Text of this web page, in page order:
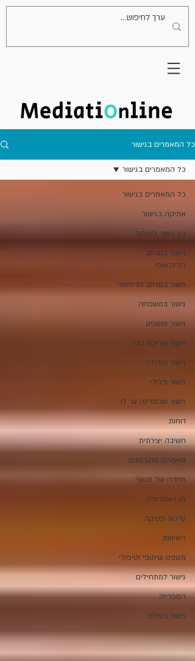
כל המאמרים בגישור
כל המאמרים בגישור
אתיקה בגישור
בין גישור לטיפול
גישור במרחב
הבינלאומי
גישור במרחב הדיגיטלי
גישור במשפחה
גישור ומשפט
גישור ועריכת הדין
גישור וקהילה
גישור פלילי
גישור שהמדינה צד לו
דוחות
חשיבה יצירתית
מאמרים מתורגמים
מחדרו של מגשר
מן האקדמיה
עדכוני פסיקה
ריאיונות
משפט שיתופי וטיפולי
גישור למתחילים
הספרייה
גישור בעולם
כל המאמרים בגישור